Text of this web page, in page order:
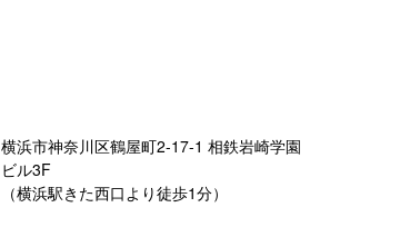
横浜市神奈川区鶴屋町2-17-1 相鉄岩崎学園
ビル3F
（横浜駅きた西口より徒歩1分）